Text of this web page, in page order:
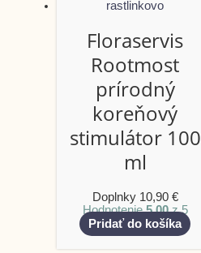
Floraservis
Rootmost
prírodný
koreňový
stimulátor 100
ml
Doplnky 10,90 €
Hodnotenie5.00z 5
Pridať do košíka